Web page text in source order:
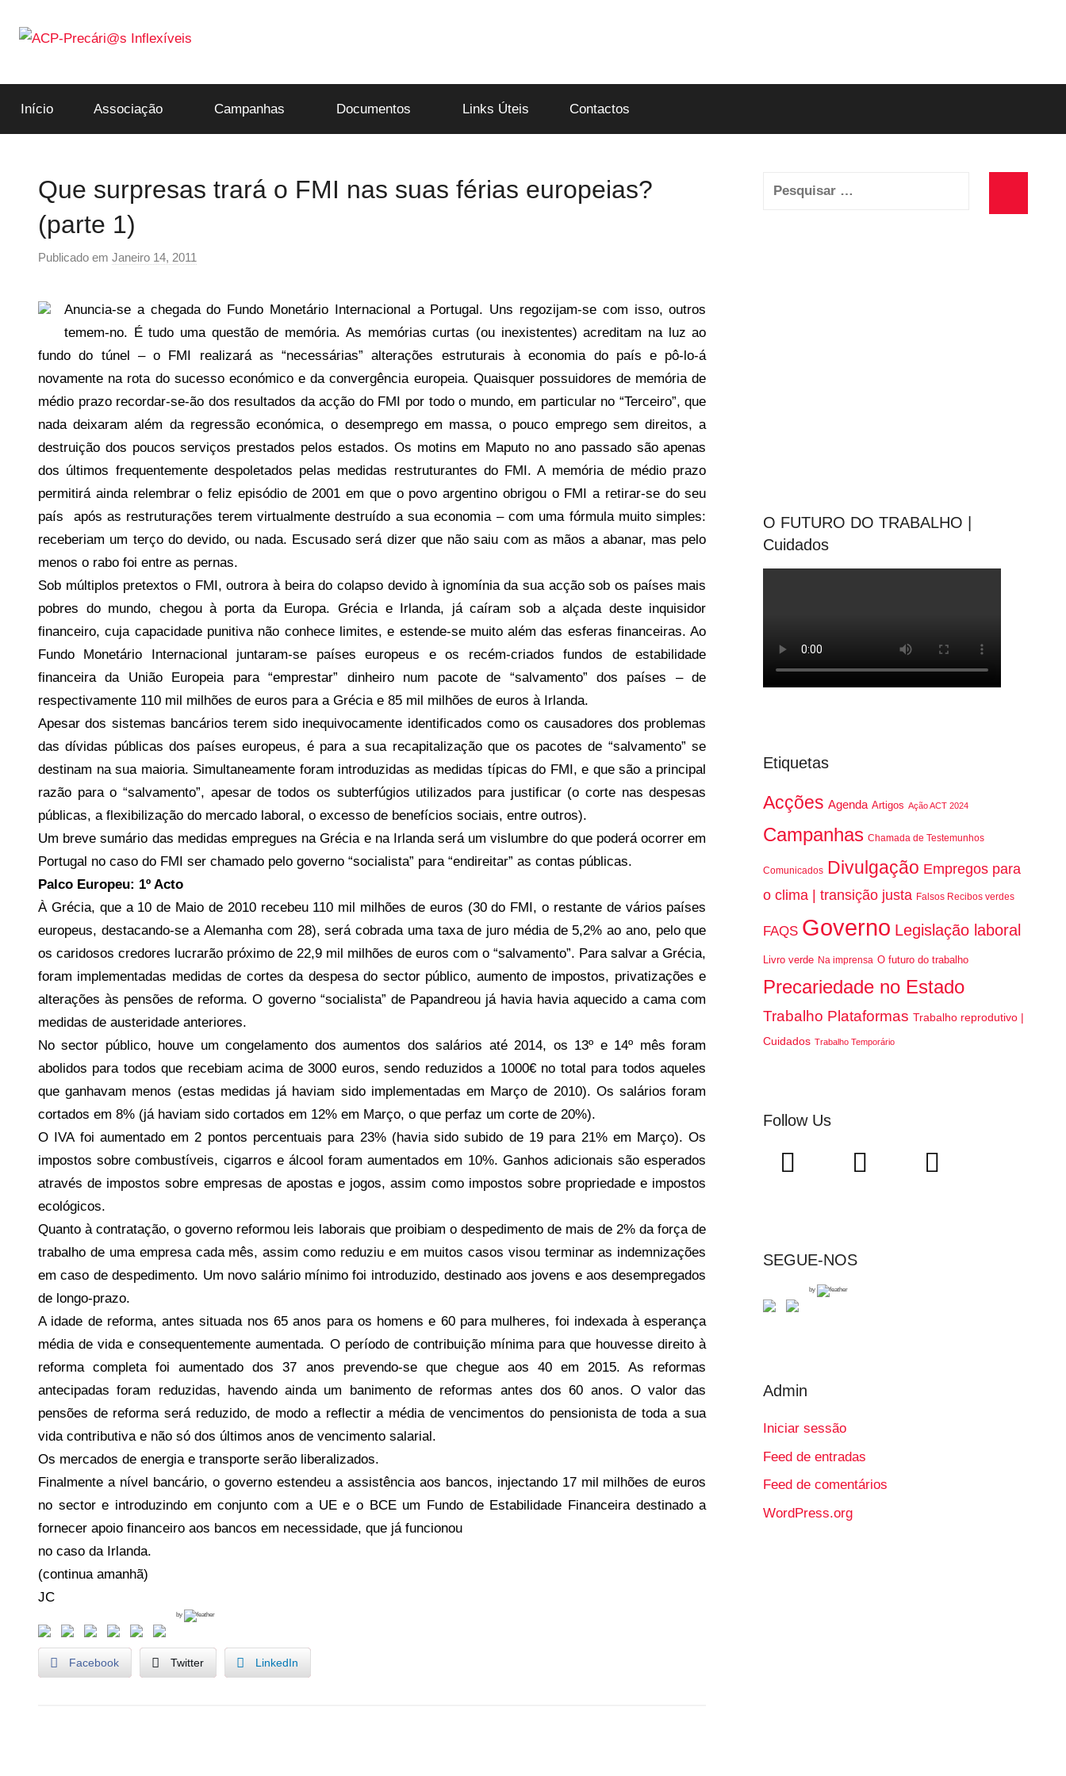
para
ACP-
Precári@s
Início Associação Campanhas Documentos Links Úteis Contactos
Que surpresas trará o FMI nas suas férias europeias?
(parte 1)
Publicado em Janeiro 14, 2011
r
e
c
a
r
i
o
n
f
l
e
x
i
v
Anuncia-se a chegada do Fundo Monetário Internacional a Portugal. Uns regozijam-se com isso, outros
temem-no. É tudo uma questão de memória. As memórias curtas (ou inexistentes) acreditam na luz ao
fundo do túnel – o FMI realizará as “necessárias” alterações estruturais à economia do país e pô-lo-á
novamente na rota do sucesso económico e da convergência europeia. Quaisquer possuidores de memória de
médio prazo recordar-se-ão dos resultados da acção do FMI por todo o mundo, em particular no “Terceiro”, que
nada deixaram além da regressão económica, o desemprego em massa, o pouco emprego sem direitos, a
destruição dos poucos serviços prestados pelos estados. Os motins em Maputo no ano passado são apenas
dos últimos frequentemente despoletados pelas medidas restruturantes do FMI. A memória de médio prazo
permitirá ainda relembrar o feliz episódio de 2001 em que o povo argentino obrigou o FMI a retirar-se do seu
país após as restruturações terem virtualmente destruído a sua economia – com uma fórmula muito simples:
receberiam um terço do devido, ou nada. Escusado será dizer que não saiu com as mãos a abanar, mas pelo
menos o rabo foi entre as pernas.
Sob múltiplos pretextos o FMI, outrora à beira do colapso devido à ignomínia da sua acção sob os países mais
pobres do mundo, chegou à porta da Europa. Grécia e Irlanda, já caíram sob a alçada deste inquisidor
financeiro, cuja capacidade punitiva não conhece limites, e estende-se muito além das esferas financeiras. Ao
Fundo Monetário Internacional juntaram-se países europeus e os recém-criados fundos de estabilidade
financeira da União Europeia para “emprestar” dinheiro num pacote de “salvamento” dos países – de
respectivamente 110 mil milhões de euros para a Grécia e 85 mil milhões de euros à Irlanda.
Apesar dos sistemas bancários terem sido inequivocamente identificados como os causadores dos problemas
das dívidas públicas dos países europeus, é para a sua recapitalização que os pacotes de “salvamento” se
destinam na sua maioria. Simultaneamente foram introduzidas as medidas típicas do FMI, e que são a principal
razão para o “salvamento”, apesar de todos os subterfúgios utilizados para justificar (o corte nas despesas
públicas, a flexibilização do mercado laboral, o excesso de benefícios sociais, entre outros).
Um breve sumário das medidas empregues na Grécia e na Irlanda será um vislumbre do que poderá ocorrer em
Portugal no caso do FMI ser chamado pelo governo “socialista” para “endireitar” as contas públicas.
Palco Europeu: 1º Acto
À Grécia, que a 10 de Maio de 2010 recebeu 110 mil milhões de euros (30 do FMI, o restante de vários países
europeus, destacando-se a Alemanha com 28), será cobrada uma taxa de juro média de 5,2% ao ano, pelo que
os caridosos credores lucrarão próximo de 22,9 mil milhões de euros com o “salvamento”. Para salvar a Grécia,
foram implementadas medidas de cortes da despesa do sector público, aumento de impostos, privatizações e
alterações às pensões de reforma. O governo “socialista” de Papandreou já havia havia aquecido a cama com
medidas de austeridade anteriores.
No sector público, houve um congelamento dos aumentos dos salários até 2014, os 13º e 14º mês foram
abolidos para todos que recebiam acima de 3000 euros, sendo reduzidos a 1000€ no total para todos aqueles
que ganhavam menos (estas medidas já haviam sido implementadas em Março de 2010). Os salários foram
cortados em 8% (já haviam sido cortados em 12% em Março, o que perfaz um corte de 20%).
O IVA foi aumentado em 2 pontos percentuais para 23% (havia sido subido de 19 para 21% em Março). Os
impostos sobre combustíveis, cigarros e álcool foram aumentados em 10%. Ganhos adicionais são esperados
através de impostos sobre empresas de apostas e jogos, assim como impostos sobre propriedade e impostos
ecológicos.
Quanto à contratação, o governo reformou leis laborais que proibiam o despedimento de mais de 2% da força de
trabalho de uma empresa cada mês, assim como reduziu e em muitos casos visou terminar as indemnizações
em caso de despedimento. Um novo salário mínimo foi introduzido, destinado aos jovens e aos desempregados
de longo-prazo.
A idade de reforma, antes situada nos 65 anos para os homens e 60 para mulheres, foi indexada à esperança
média de vida e consequentemente aumentada. O período de contribuição mínima para que houvesse direito à
reforma completa foi aumentado dos 37 anos prevendo-se que chegue aos 40 em 2015. As reformas
antecipadas foram reduzidas, havendo ainda um banimento de reformas antes dos 60 anos. O valor das
pensões de reforma será reduzido, de modo a reflectir a média de vencimentos do pensionista de toda a sua
vida contributiva e não só dos últimos anos de vencimento salarial.
Os mercados de energia e transporte serão liberalizados.
Finalmente a nível bancário, o governo estendeu a assistência aos bancos, injectando 17 mil milhões de euros
no sector e introduzindo em conjunto com a UE e o BCE um Fundo de Estabilidade Financeira destinado a
fornecer apoio financeiro aos bancos em necessidade, que já funcionou
no caso da Irlanda.
(continua amanhã)
JC
by
Facebook Twitter LinkedIn
Pesquisar
O FUTURO DO TRABALHO |
Cuidados
Etiquetas
Acções Agenda Artigos Ação ACT 2024
Campanhas Chamada de Testemunhos
Comunicados Divulgação Empregos para
o clima | transição justa Falsos Recibos verdes
FAQS Governo Legislação laboral
Livro verde Na imprensa O futuro do trabalho
Precariedade no Estado
Trabalho Plataformas Trabalho reprodutivo |
Cuidados Trabalho Temporário
Follow Us
SEGUE-NOS
by
Admin
Iniciar sessão
Feed de entradas
Feed de comentários
WordPress.org